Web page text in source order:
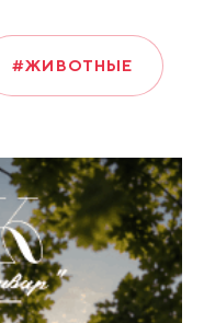
#ЖИВОТНЫЕ